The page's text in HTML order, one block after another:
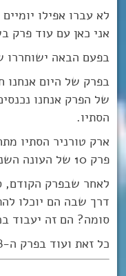
לא עברו אפילו
אני כאן עם עוד פרק
בפעם הבאה ישוחררו
בפרק של היום אנחנו
של הפרק אנחנו
הסתיו.
פרק 10 של העונה השנייה (16 פרקים).
לאחר שבפרק הקודם,
דרך שבה הם יוכלו
סומה? הם זה יעבוד
כל זאת ועוד בפרק ה-18 של שוקוגקי נו סומה!